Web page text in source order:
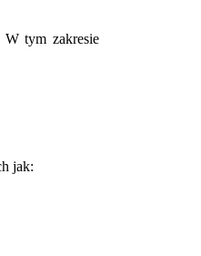
W tym zakresie
jak: